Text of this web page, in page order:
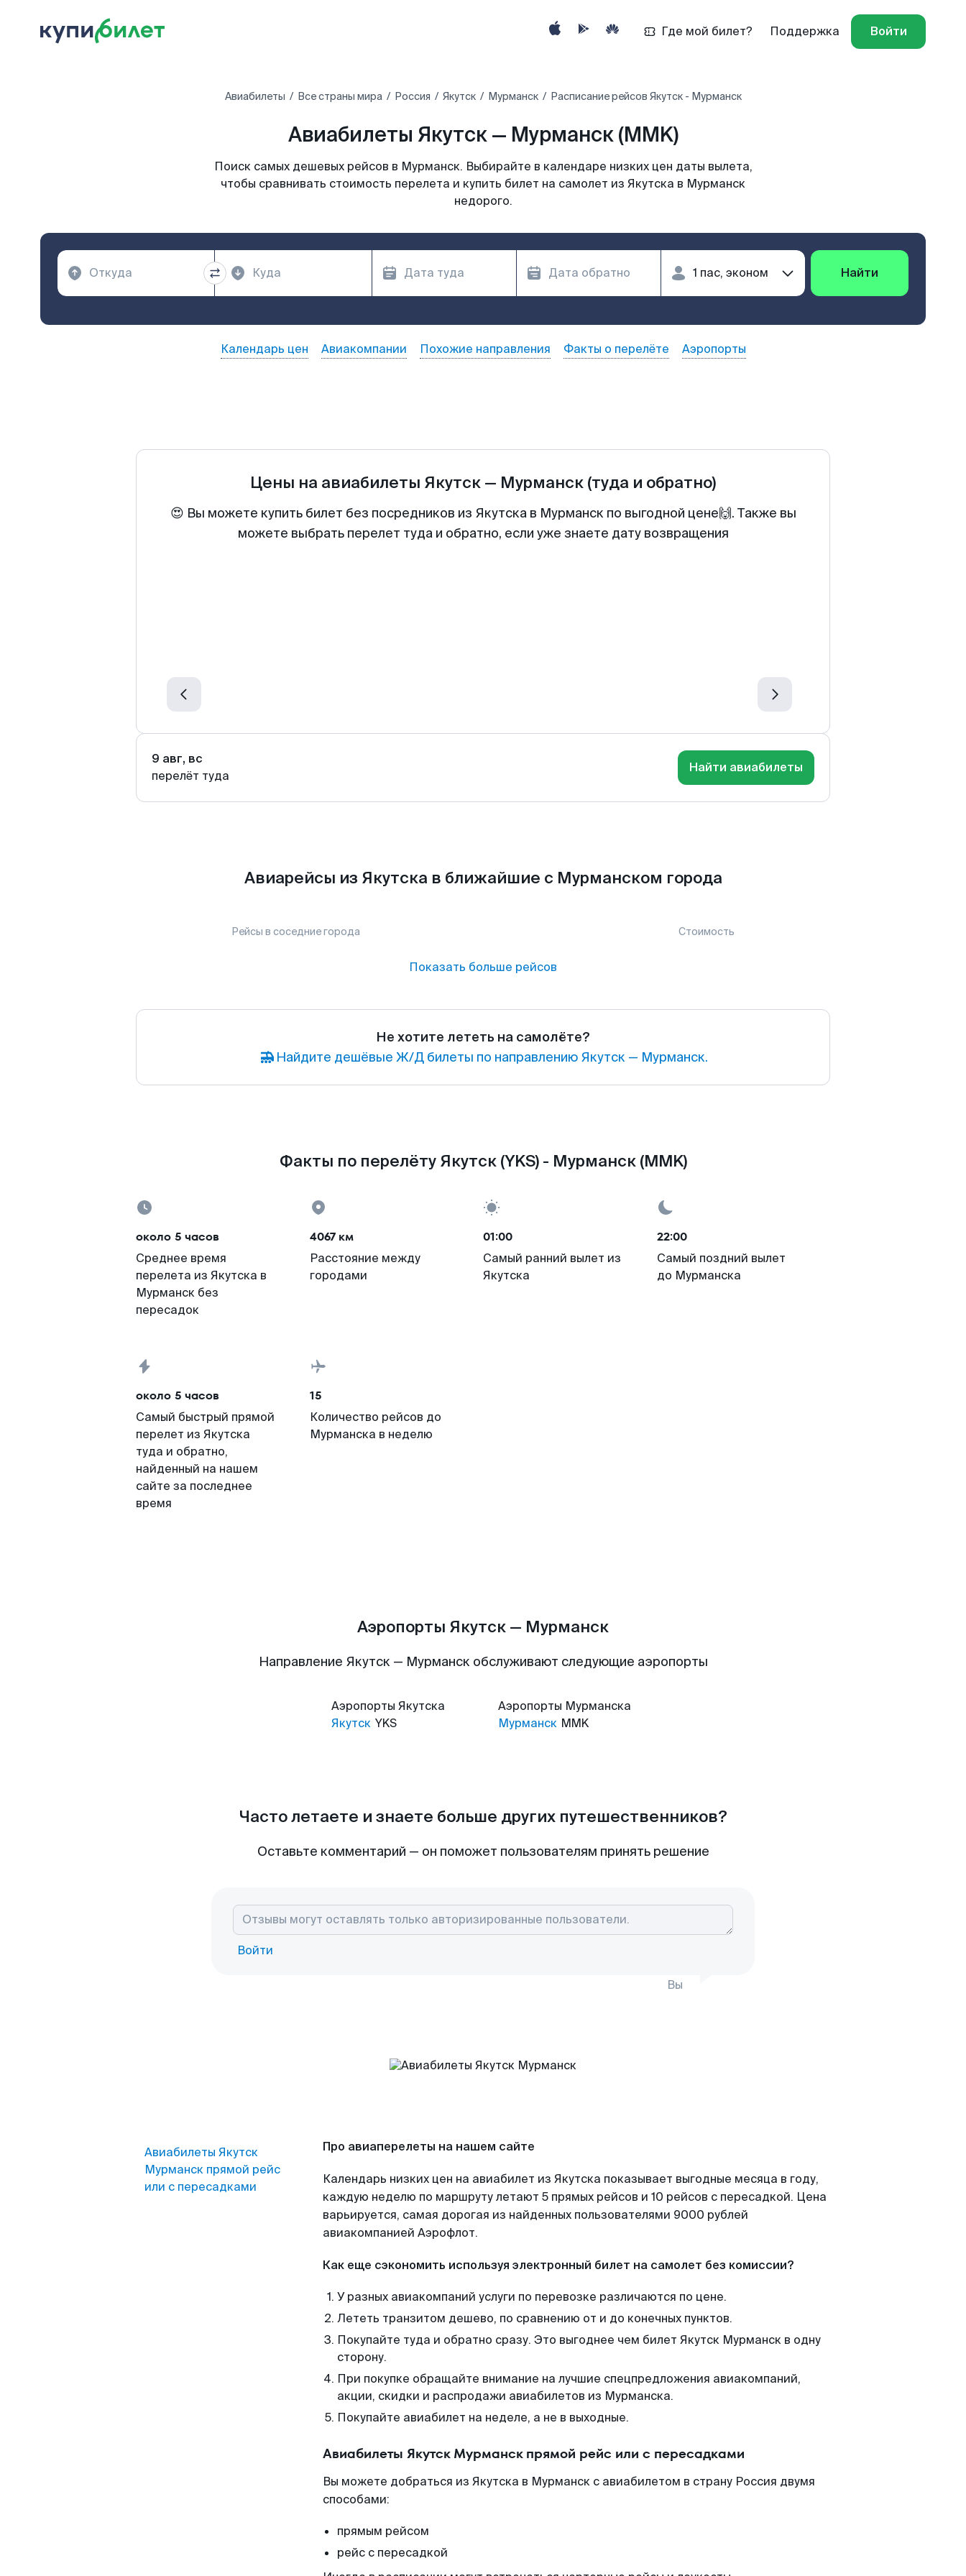
Где мой билет? Поддержка Войти
Авиабилеты Все страны мира Россия Якутск Мурманск Расписание рейсов Якутск - Мурманск
Авиабилеты Якутск — Мурманск (MMK)
Поиск самых дешевых рейсов в Мурманск. Выбирайте в календаре низких цен даты вылета,
чтобы сравнивать стоимость перелета и купить билет на самолет из Якутска в Мурманск
недорого.
Найти
Календарь цен Авиакомпании Похожие направления Факты о перелёте Аэропорты
Цены на авиабилеты Якутск — Мурманск (туда и обратно)
😍 Вы можете купить билет без посредников из Якутска в Мурманск по выгодной цене🙌. Также вы
можете выбрать перелет туда и обратно, если уже знаете дату возвращения
9 авг, вс
перелёт туда
Найти авиабилеты
Авиарейсы из Якутска в ближайшие с Мурманском города
Рейсы в соседние города Стоимость
Показать больше рейсов
Не хотите лететь на самолёте?
Найдите дешёвые Ж/Д билеты по направлению Якутск — Мурманск.
Факты по перелёту Якутск (YKS) - Мурманск (MMK)
около 5 часов
Среднее время
перелета из Якутска в
Мурманск без
пересадок
4067 км
Расстояние между
городами
01:00
Самый ранний вылет из
Якутска
22:00
Самый поздний вылет
до Мурманска
около 5 часов
Самый быстрый прямой
перелет из Якутска
туда и обратно,
найденный на нашем
сайте за последнее
время
15
Количество рейсов до
Мурманска в неделю
Аэропорты Якутск — Мурманск
Направление Якутск — Мурманск обслуживают следующие аэропорты
Аэропорты Якутска
Якутск YKS
Аэропорты Мурманска
Мурманск MMK
Часто летаете и знаете больше других путешественников?
Оставьте комментарий — он поможет пользователям принять решение
Войти
Вы
Авиабилеты Якутск
Мурманск прямой рейс
или с пересадками
Про авиаперелеты на нашем сайте
Календарь низких цен на авиабилет из Якутска показывает выгодные месяца в году,
каждую неделю по маршруту летают 5 прямых рейсов и 10 рейсов с пересадкой. Цена
варьируется, самая дорогая из найденных пользователями 9000 рублей
авиакомпанией Аэрофлот.
Как еще сэкономить используя электронный билет на самолет без комиссии?
У разных авиакомпаний услуги по перевозке различаются по цене.
Лететь транзитом дешево, по сравнению от и до конечных пунктов.
Покупайте туда и обратно сразу. Это выгоднее чем билет Якутск Мурманск в одну
сторону.
При покупке обращайте внимание на лучшие спецпредложения авиакомпаний,
акции, скидки и распродажи авиабилетов из Мурманска.
Покупайте авиабилет на неделе, а не в выходные.
Авиабилеты Якутск Мурманск прямой рейс или с пересадками
Вы можете добраться из Якутска в Мурманск с авиабилетом в страну Россия двумя
способами:
прямым рейсом
рейс с пересадкой